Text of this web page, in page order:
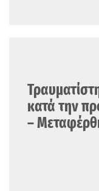
κατά την
–